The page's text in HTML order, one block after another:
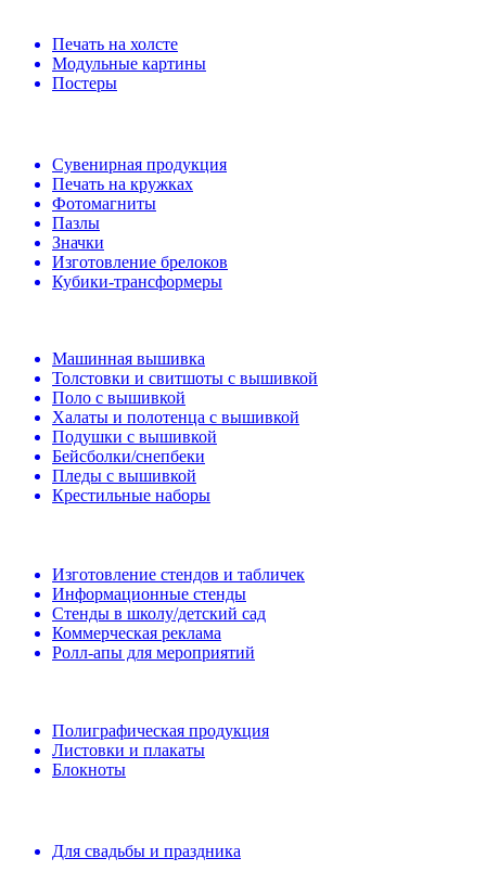
Печать на холсте
Модульные картины
Постеры
Сувенирная продукция
Печать на кружках
Фотомагниты
Пазлы
Значки
Изготовление брелоков
Кубики-трансформеры
Машинная вышивка
Толстовки и свитшоты с вышивкой
Поло с вышивкой
Халаты и полотенца с вышивкой
Подушки с вышивкой
Бейсболки/снепбеки
Пледы с вышивкой
Крестильные наборы
Изготовление стендов и табличек
Информационные стенды
Стенды в школу/детский сад
Коммерческая реклама
Ролл-апы для мероприятий
Полиграфическая продукция
Листовки и плакаты
Блокноты
Для свадьбы и праздника